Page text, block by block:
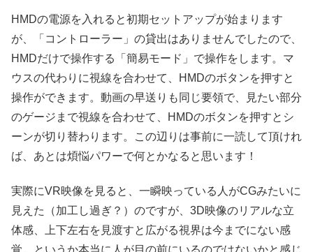
HMDの電源を入れると初期セットアップが始まります
が、「コントローラー」の貸出はありませんでしたので、
HMDだけで操作する「簡易モード」で操作をします。マ
ウスの代わりに視線を合わせて、HMDのボタンを押すと
操作ができます。動画の早送りも同じ要領で、見たい部分
のゲージまで視線を合わせて、HMDのボタンを押すとシ
ーンが切り替わります。この辺りは事前に一読して頂けれ
ば、あとは煩悩パワーで何とかなると思います！
実際にVR映像を見ると、一瞬映っている人がCGみたいに
見えた（加工し過ぎ？）のですが、3D映像のリアルな立
体感、上下左右を見渡すと広がる視界は今までにない感